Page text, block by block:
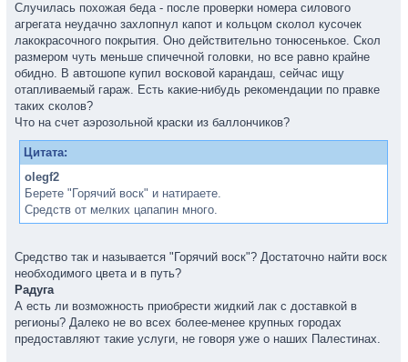
Случилась похожая беда - после проверки номера силового
агрегата неудачно захлопнул капот и кольцом сколол кусочек
лакокрасочного покрытия. Оно действительно тонюсенькое. Скол
размером чуть меньше спичечной головки, но все равно крайне
обидно. В автошопе купил восковой карандаш, сейчас ищу
отапливаемый гараж. Есть какие-нибудь рекомендации по правке
таких сколов?
Что на счет аэрозольной краски из баллончиков?
Цитата:
olegf2
Берете "Горячий воск" и натираете.
Средств от мелких цапапин много.
Средство так и называется "Горячий воск"? Достаточно найти воск
необходимого цвета и в путь?
Радуга
А есть ли возможность приобрести жидкий лак с доставкой в
регионы? Далеко не во всех более-менее крупных городах
предоставляют такие услуги, не говоря уже о наших Палестинах.